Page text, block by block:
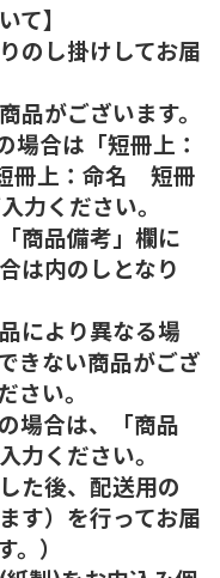
て】
のし掛けしてお届
がございます。
合は「短冊上：
上：命名 短冊
力ください。
商品備考」欄に
は内のしとなり
により異なる場
きない商品がござ
さい。
場合は、「商品
力ください。
た後、配送用の
す）を行ってお届
）